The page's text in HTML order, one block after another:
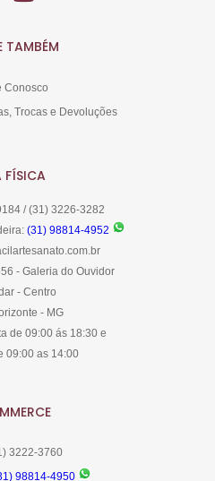
TAMBÉM
Conosco
Trocas e Devoluções
FÍSICA
/ (31) 3226-3282
(31) 98814-4952
- Galeria do Ouvidor
- Centro
- MG
de 09:00 ás 18:30 e
09:00 as 14:00
3222-3760
98814-4950